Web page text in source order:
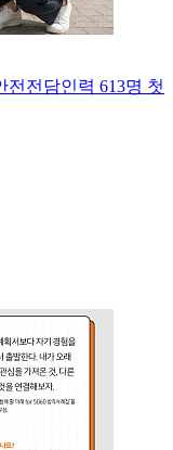
전담인력 613명 첫